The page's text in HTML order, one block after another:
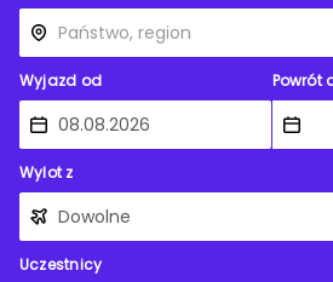
Wyjazd od Powrót
Wylot z
Uczestnicy